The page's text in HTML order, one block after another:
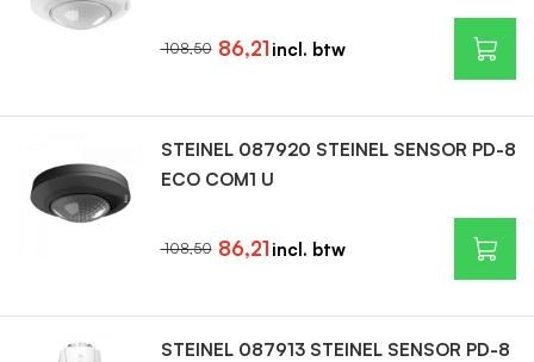
86,21
108,50
STEINEL 087920 STEINEL SENSOR PD-8
ECO COM1 U
86,21
108,50
STEINEL 087913 STEINEL SENSOR PD-8